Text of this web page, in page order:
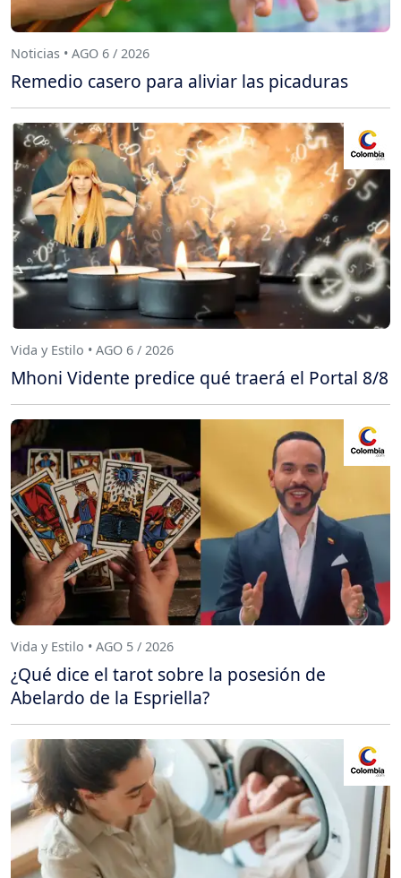
Noticias • AGO 6 / 2026
Remedio casero para aliviar las picaduras
Vida y Estilo • AGO 6 / 2026
Mhoni Vidente predice qué traerá el Portal 8/8
Vida y Estilo • AGO 5 / 2026
¿Qué dice el tarot sobre la posesión de
Abelardo de la Espriella?